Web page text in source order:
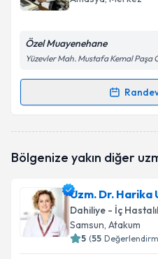
Özel Muayenehane
Yüzevler Mah. Mustafa Kemal Paşa
Randevu Takvimi
oluşturun. Size bu
E-posta Adresiniz
Bölgenize yakın diğer
Uzm. Dr. Harika
Dahiliye - İç
Samsun, Atakum
5 (55